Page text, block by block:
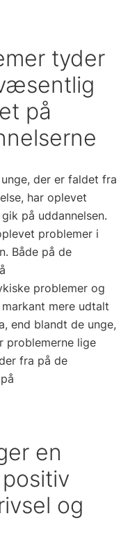
tyder
på
der er faldet fra
har oplevet
på uddannelsen.
problemer i
Både på de
problemer og
mere udtalt
end blandt de unge,
problemerne lige
fra på de
en
og